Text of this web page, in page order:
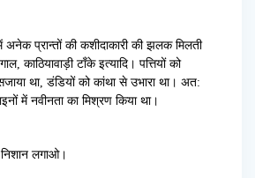
अनेक प्रान्तों की कशीदाकारी की झलक मिलती
टाँके इत्यादि। पत्तियों को
था, डंडियों को कांथा से उभारा था। अत:
में नवीनता का मिश्रण किया था।
लगाओ।